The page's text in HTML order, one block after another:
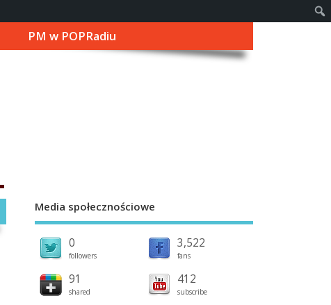
PM w POPRadiu
Media społecznościowe
0
followers
3,522
fans
91
shared
412
subscribe